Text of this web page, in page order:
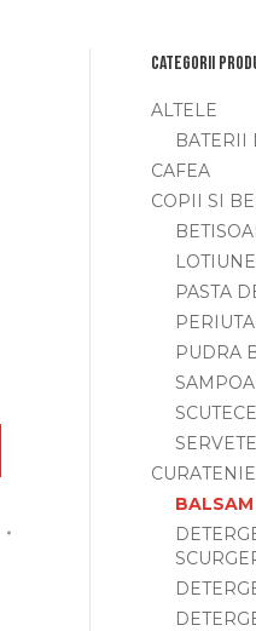
Categorii
ALTELE
BATERII
CAFEA
COPII SI
PASTA
PUDRA
SCUTECE
BALSAM